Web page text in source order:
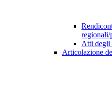
Atti degli
Articolazione